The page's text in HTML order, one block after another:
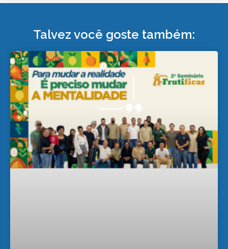
Talvez você goste também: